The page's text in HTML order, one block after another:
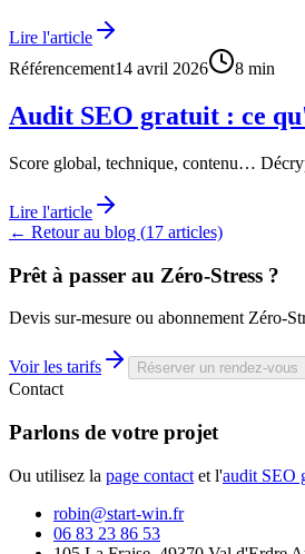
Lire l'article
Référencement14 avril 2026 8 min
Audit SEO gratuit : ce
Score global, technique, contenu…
Lire l'article
← Retour au blog (17 articles)
Prêt à passer au Zéro-Stress ?
Devis sur-mesure ou abonnement Zéro-
Voir les tarifs Réserver un rendez-vous
Contact
Parlons de votre projet
Ou utilisez la page contact et l'audit SEO
robin@start-win.fr
06 83 23 86 53